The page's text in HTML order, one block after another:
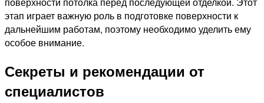
этап играет важную роль в подготовке поверхности к
дальнейшим работам, поэтому необходимо уделить ему
особое внимание.
Секреты и рекомендации от
специалистов